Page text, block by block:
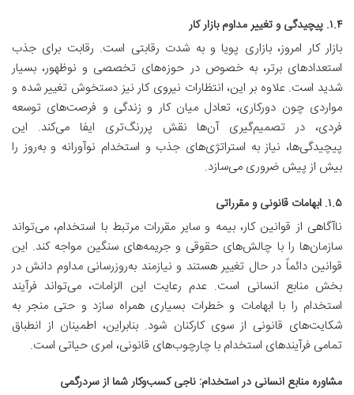
۱.۴. پیچیدگی و تغییر مداوم بازار کار
بازار کار امروز، بازاری پویا و به شدت رقابتی است. رقابت برای جذب
استعدادهای برتر، به خصوص در حوزه‌های تخصصی و نوظهور، بسیار
شدید است. علاوه بر این، انتظارات نیروی کار نیز دستخوش تغییر شده و
مواردی چون دورکاری، تعادل میان کار و زندگی و فرصت‌های توسعه
فردی، در تصمیم‌گیری آن‌ها نقش پررنگ‌تری ایفا می‌کند. این
پیچیدگی‌ها، نیاز به استراتژی‌های جذب و استخدام نوآورانه و به‌روز را
بیش از پیش ضروری می‌سازد.
۱.۵. ابهامات قانونی و مقرراتی
ناآگاهی از قوانین کار، بیمه و سایر مقررات مرتبط با استخدام، می‌تواند
سازمان‌ها را با چالش‌های حقوقی و جریمه‌های سنگین مواجه کند. این
قوانین دائماً در حال تغییر هستند و نیازمند به‌روزرسانی مداوم دانش در
بخش منابع انسانی است. عدم رعایت این الزامات، می‌تواند فرآیند
استخدام را با ابهامات و خطرات بسیاری همراه سازد و حتی منجر به
شکایت‌های قانونی از سوی کارکنان شود. بنابراین، اطمینان از انطباق
تمامی فرآیندهای استخدام با چارچوب‌های قانونی، امری حیاتی است.
مشاوره منابع انسانی در استخدام: ناجی کسب‌وکار شما از سردرگمی